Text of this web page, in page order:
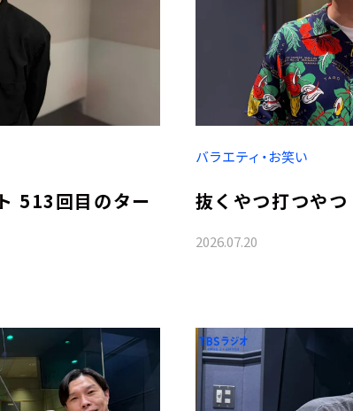
513回目のター
バラエティ・お笑い
2026.07.20